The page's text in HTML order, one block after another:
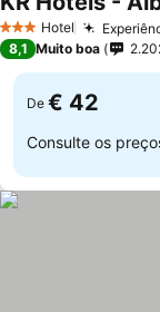
3 EstrelasHotel
8,1 Muito boa
De € 42
Consulte os